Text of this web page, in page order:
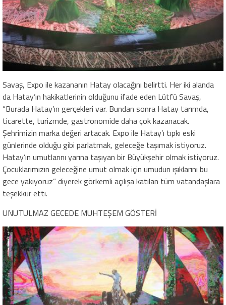
Savaş, Expo ile kazananın Hatay olacağını belirtti. Her iki alanda
da Hatay’ın hakikatlerinin olduğunu ifade eden Lütfü Savaş,
“Burada Hatay’ın gerçekleri var. Bundan sonra Hatay tarımda,
ticarette, turizmde, gastronomide daha çok kazanacak.
Şehrimizin marka değeri artacak. Expo ile Hatay’ı tıpkı eski
günlerinde olduğu gibi parlatmak, geleceğe taşımak istiyoruz.
Hatay’ın umutlarını yarına taşıyan bir Büyükşehir olmak istiyoruz.
Çocuklarımızın geleceğine umut olmak için umudun ışıklarını bu
gece yakıyoruz” diyerek görkemli açılışa katılan tüm vatandaşlara
teşekkür etti.
UNUTULMAZ GECEDE MUHTEŞEM GÖSTERİ